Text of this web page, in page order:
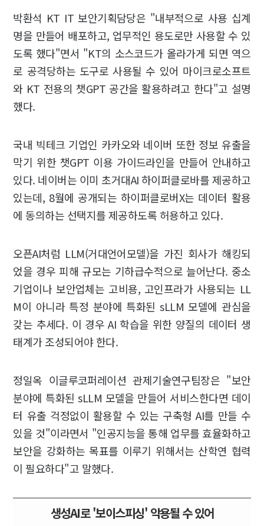
박환석 KT IT 보안기획담당은 "내부적으로 사용 십계
명을 만들어 배포하고, 업무적인 용도로만 사용할 수 있
도록 했다"면서 "KT의 소스코드가 올라가게 되면 역으
로 공격당하는 도구로 사용될 수 있어 마이크로소프트
와 KT 전용의 챗GPT 공간을 활용하려고 한다"고 설명
했다.
국내 빅테크 기업인 카카오와 네이버 또한 정보 유출을
막기 위한 챗GPT 이용 가이드라인을 만들어 안내하고
있다. 네이버는 이미 초거대AI 하이퍼클로바를 제공하고
있는데, 8월에 공개되는 하이퍼클로버X는 데이터 활용
에 동의하는 선택지를 제공하도록 허용하고 있다.
오픈AI처럼 LLM(거대언어모델)을 가진 회사가 해킹되
었을 경우 피해 규모는 기하급수적으로 늘어난다. 중소
기업이나 보안업체는 고비용, 고인프라가 사용되는 LL
M이 아니라 특정 분야에 특화된 sLLM 모델에 관심을
갖는 추세다. 이 경우 AI 학습을 위한 양질의 데이터 생
태계가 조성되어야 한다.
정일옥 이글루코퍼레이션 관제기술연구팀장은 "보안
분야에 특화된 sLLM 모델을 만들어 서비스한다면 데이
터 유출 걱정없이 활용할 수 있는 구축형 AI를 만들 수
있을 것"이라면서 "인공지능을 통해 업무를 효율화하고
보안을 강화하는 목표를 이루기 위해서는 산학연 협력
이 필요하다"고 말했다.
생성AI로 '보이스피싱' 악용될 수 있어